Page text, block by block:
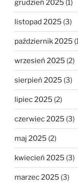
grudzień 2025 (1)
listopad 2025 (3)
październik 2025
wrzesień 2025 (2)
sierpień 2025 (3)
lipiec 2025 (2)
czerwiec 2025 (3)
maj 2025 (2)
kwiecień 2025 (3)
marzec 2025 (3)